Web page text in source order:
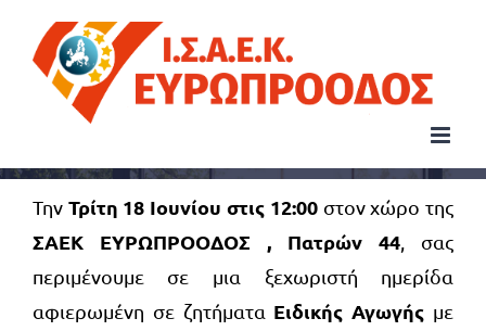
περιεχόμενο
ΤηνΤρίτη 18 Ιουνίου στις 12:00στον χώρο της
ΣΑΕΚ ΕΥΡΩΠΡΟΟΔΟΣ , Πατρών 44 , σας
περιμένουμε σε μια ξεχωριστή ημερίδα
αφιερωμένη σε ζητήματα Ειδικής Αγωγής με